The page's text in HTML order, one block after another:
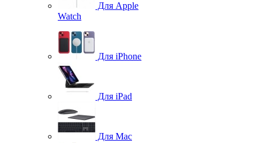
Для Apple
Watch
Для iPhone
Для iPad
Для Mac